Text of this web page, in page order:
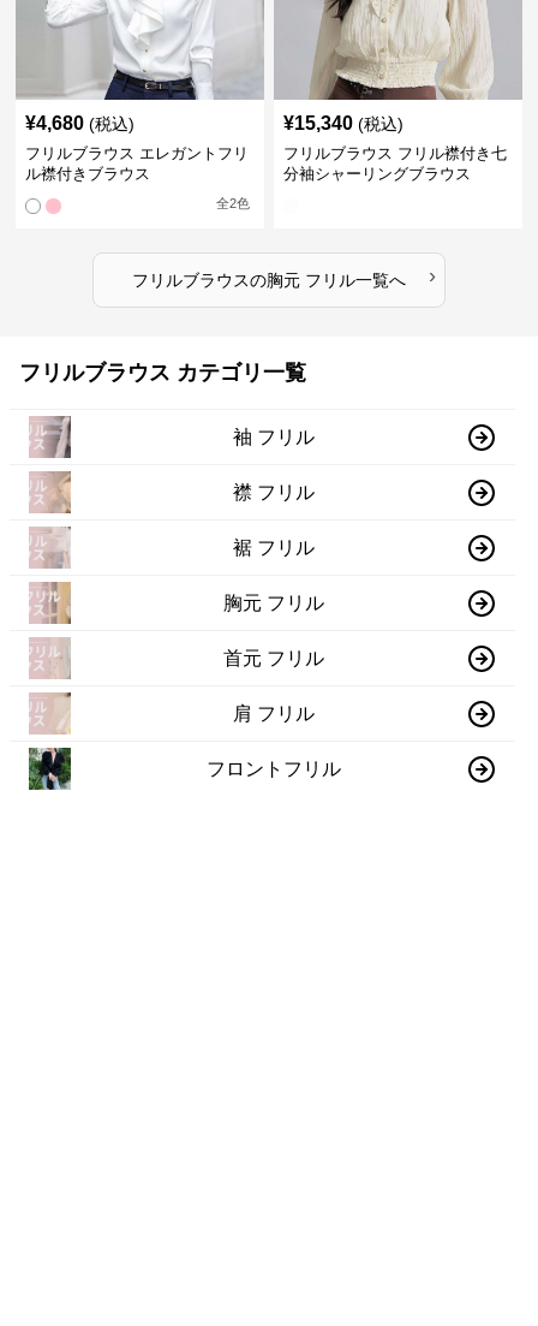
¥4,680 (税込)
フリルブラウス エレガントフリ
ル襟付きブラウス
全2色
¥15,340 (税込)
フリルブラウス フリル襟付き七
分袖シャーリングブラウス
フリルブラウスの胸元 フリル一覧へ ›
フリルブラウス カテゴリ一覧
袖 フリル
襟 フリル
裾 フリル
胸元 フリル
首元 フリル
肩 フリル
フロントフリル